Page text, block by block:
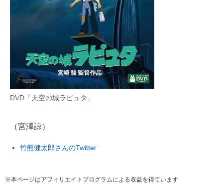
DVD「天空の城ラピュタ」
（宮澤諒）
竹熊健太郎さんのTwitter
※本ページはアフィリエイトプログラムによる収益を得ています